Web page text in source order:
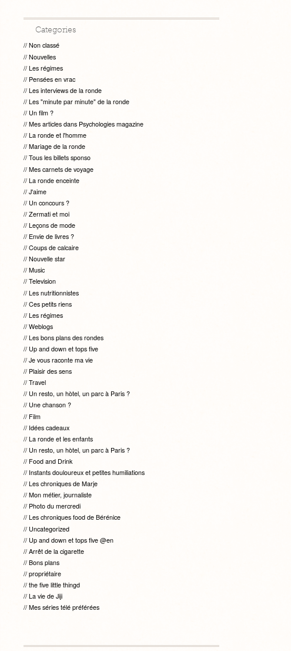
Categories
Non classé
Nouvelles
Les régimes
Pensées en vrac
Les interviews de la ronde
Les "minute par minute" de la ronde
Un film ?
Mes articles dans Psychologies magazine
La ronde et l'homme
Mariage de la ronde
Tous les billets sponso
Mes carnets de voyage
La ronde enceinte
J'aime
Un concours ?
Zermati et moi
Leçons de mode
Envie de livres ?
Coups de calcaire
Nouvelle star
Music
Television
Les nutritionnistes
Ces petits riens
Les régimes
Weblogs
Les bons plans des rondes
Up and down et tops five
Je vous raconte ma vie
Plaisir des sens
Travel
Un resto, un hòtel, un parc à Paris ?
Une chanson ?
Film
Idées cadeaux
La ronde et les enfants
Un resto, un hòtel, un parc à Paris ?
Food and Drink
Instants douloureux et petites humiliations
Les chroniques de Marje
Mon métier, journaliste
Photo du mercredi
Les chroniques food de Bérénice
Uncategorized
Up and down et tops five @en
Arrêt de la cigarette
Bons plans
propriétaire
the five little thingd
La vie de Jiji
Mes séries télé préférées